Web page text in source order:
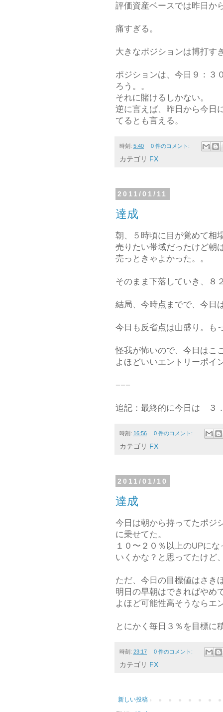
評価資産ベースでは昨日か
痛すぎる。
大きなポジションは博打す
ポジションは、今日９：３
ろう。。
それに賭けるしかない。
逆に言えば、昨日から今日
てるとも言える。
時刻: 5:40 0 件のコメント:
カテゴリ FX
2011/01/11
達成
朝、５時頃に目が覚めて相
売りたい帯域だったけど朝
売っときゃよかった。。
そのまま下落していき、８
結局、今時点までで、今日
今日も反省点は山盛り。も
怪我が怖いので、今日はこ
よほどいいエントリーポイ
−−−
追記：最終的に今日は ３
時刻: 16:56 0 件のコメント:
カテゴリ FX
2011/01/10
達成
今日は朝から持ってたポジ
に乗せてた。
１０〜２０％以上のUPに
いくかな？と思ってたけど
ただ、今日の目標値はさき
明日の早朝はできればやめ
よほど可能性高そうならエ
とにかく毎日３％を目標に
時刻: 23:17 0 件のコメント:
カテゴリ FX
新しい投稿